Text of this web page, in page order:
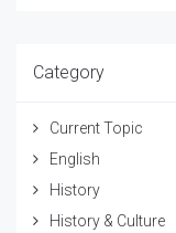
Category
Current Topic
English
History
History & Culture